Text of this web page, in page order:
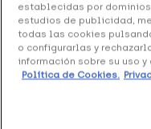
+ 71 puntos Healthies
Orliman Faja Lumbar
protección y una
materiales suaves y
anatómicamente al
establecidas por
estudios de publicidad,
todas las cookies
o configurarlas y
información sobre su uso
Política de Cookies.